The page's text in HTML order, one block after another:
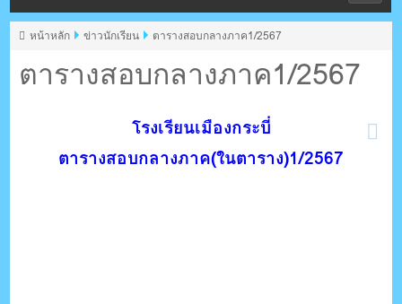
ตรัง กระบี่
ระบบบริหารจัดการเว็บไซต์ (CMS) ด้วย Ajax โดยคนไทย
ตารางสอบกลางภาค1/2567
หน้าหลัก ข่าวนักเรียน ตารางสอบกลางภาค1/2567
โรงเรียนเมืองกระบี่
ตารางสอบกลางภาค(ในตาราง)1/2567